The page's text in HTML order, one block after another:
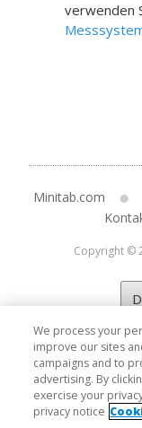
verwenden
Minitab.com
Copyright ©
We process your
improve our sites
campaigns and to
advertising. By
exercise your
privacy notice